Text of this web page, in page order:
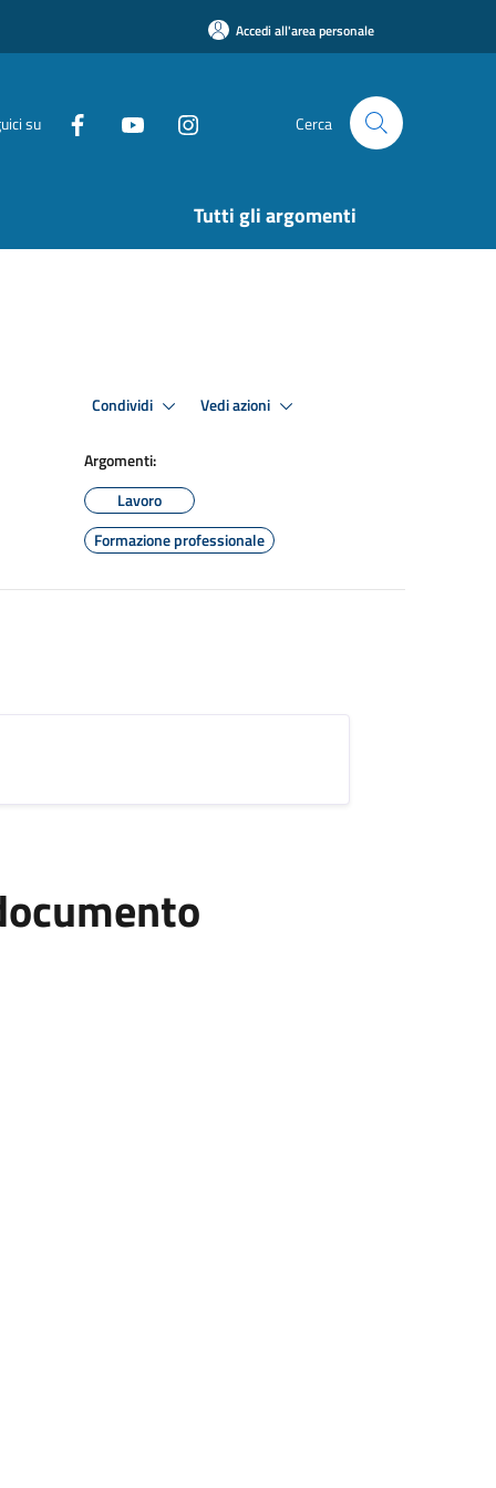
Accedi all'area personale
su Cerca
Tutti gli argomenti
Condividi Vedi azioni
Argomenti:
Lavoro
Formazione professionale